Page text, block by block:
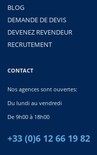
BLOG
DEMANDE DE DEVIS
DEVENEZ REVENDEUR
RECRUTEMENT
CONTACT
Nos agences sont ouvertes:
Du lundi au vendredi
De 9h00 à 18h00
+33 (0)6 12 66 19 82